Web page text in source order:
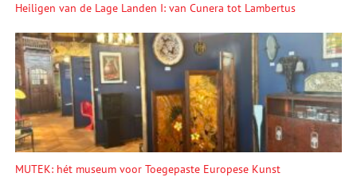
Heiligen van de Lage Landen I: van Cunera tot Lambertus
MUTEK: hét museum voor Toegepaste Europese Kunst